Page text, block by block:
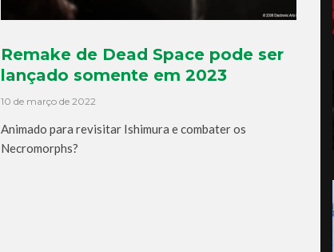
Remake de Dead Space pode ser
lançado somente em 2023
10 de março de 2022
Animado para revisitar Ishimura e combater os
Necromorphs?